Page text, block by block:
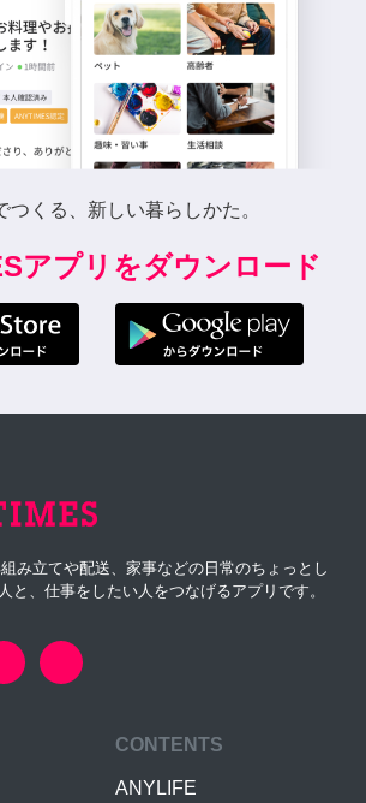
つくる、新しい暮らしかた。
アプリをダウンロード
み立てや配送、家事などの日常のちょっとし
と、仕事をしたい人をつなげるアプリです。
CONTENTS
ANYLIFE